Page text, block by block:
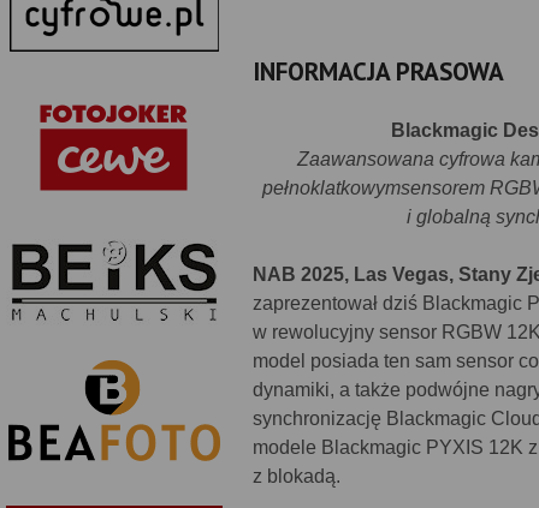
INFORMACJA PRASOWA
Blackmagic
Zaawansowana cyfrowa
pełnoklatkowymsensorem
i globalną
NAB 2025, Las Vegas, Stany
zaprezentował dziś Blackmagic
w rewolucyjny sensor RGBW
model posiada ten sam sensor
dynamiki, a także podwójne
synchronizację Blackmagic
modele Blackmagic PYXIS 12K
z blokadą.